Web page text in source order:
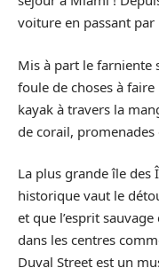
voiture en passant
Mis à part le farniente
foule de choses à
kayak à travers la
de corail, promenades
La plus grande île des
historique vaut le
et que l’esprit
dans les centres
Duval Street est un